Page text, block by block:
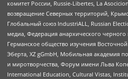
комитет России, Russie-Libertes, La
возвращение Северных территорий,
Глобальный союз IndustriALL, Russian
медиа, Федерация анархического
Германское общество изучения
Эберта, XZ gGmbH, Мобильная академия
и миротворчества, Форум имени Льва
International Education, Cultural Vistas,